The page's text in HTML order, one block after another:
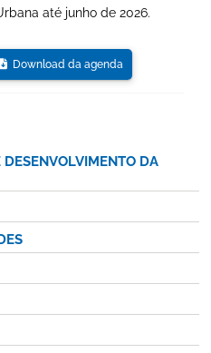
até junho de 2026.
Download da agenda
DA